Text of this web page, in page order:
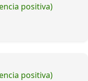
positiva)
positiva)